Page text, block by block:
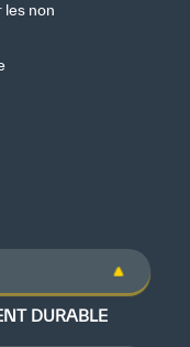
les non
DURABLE